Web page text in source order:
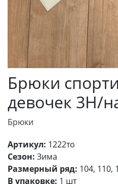
Брюки
девочек 3Н/
Брюки
Артикул: 1222то
Сезон: Зима
Размерный ряд: 104, 110,
В упаковке: 1 шт